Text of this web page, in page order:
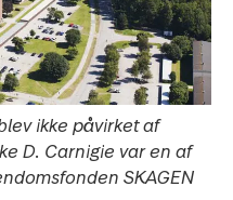
ikke påvirket af
D. Carnigie var en af
SKAGEN